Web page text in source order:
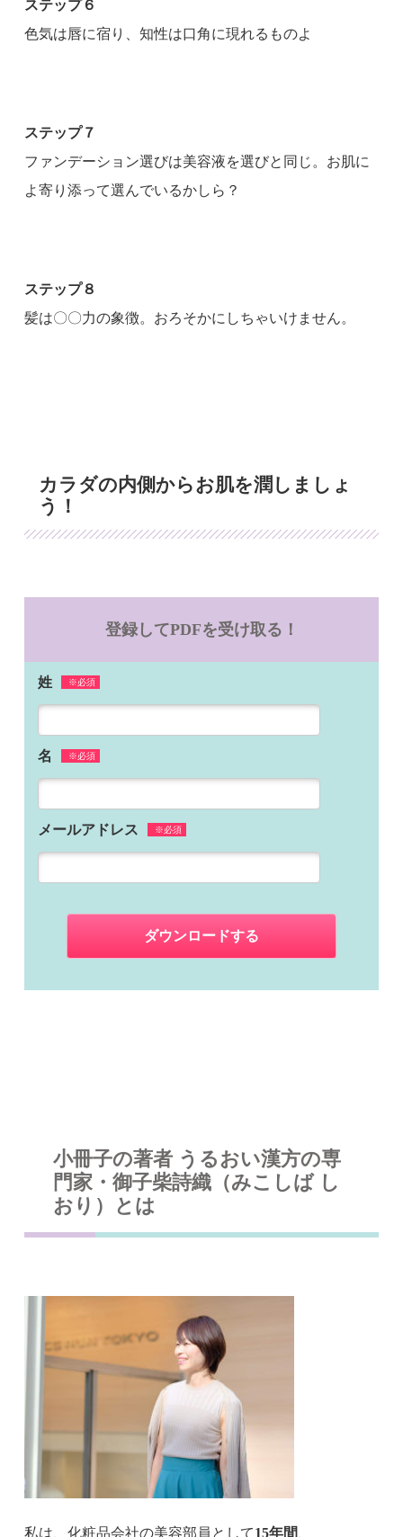
ステップ６
色気は唇に宿り、知性は口角に現れるものよ
ステップ７
ファンデーション選びは美容液を選びと同じ。お肌に
よ寄り添って選んでいるかしら？
ステップ８
髪は〇〇力の象徴。おろそかにしちゃいけません。
カラダの内側からお肌を潤しましょ
う！
登録してPDFを受け取る！
姓 ※必須
名 ※必須
メールアドレス ※必須
小冊子の著者 うるおい漢方の専
門家・御子柴詩織（みこしば し
おり）とは
私は、化粧品会社の美容部員として15年間